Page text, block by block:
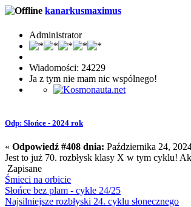
kanarkusmaximus
Administrator
Wiadomości: 24229
Ja z tym nie mam nic wspólnego!
Odp: Słońce - 2024 rok
« Odpowiedź #408 dnia: Października 24,
Jest to już 70. rozbłysk klasy X w tym cyklu!
Zapisane
Śmieci na orbicie
Słońce bez plam - cykle 24/25
Najsilniejsze rozbłyski 24. cyklu słonecznego